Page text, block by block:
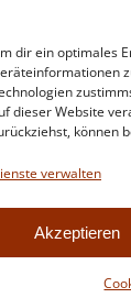
dir ein optimales
dieser Website
können
verwalten
Akzeptieren
and